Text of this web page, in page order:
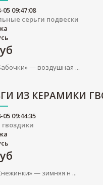
05 09:47:08
серьги подвески
— воздушная ...
ИЗ КЕРАМИКИ
05 09:44:35
гвоздики
— зимняя н ...